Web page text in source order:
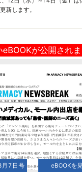
新します。
eBOOKが公開され
7日号 eBOOKを